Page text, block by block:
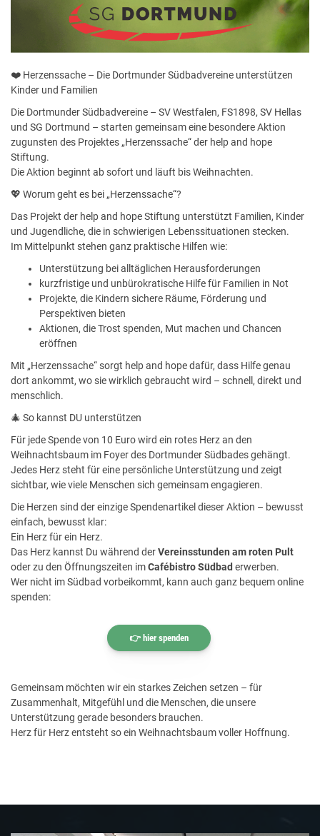
❤️ Herzenssache – Die Dortmunder Südbadvereine unterstützen
Kinder und Familien
Die Dortmunder Südbadvereine – SV Westfalen, FS1898, SV Hellas
und SG Dortmund – starten gemeinsam eine besondere Aktion
zugunsten des Projektes „Herzenssache“ der help and hope
Stiftung.
Die Aktion beginnt ab sofort und läuft bis Weihnachten.
💖 Worum geht es bei „Herzenssache“?
Das Projekt der help and hope Stiftung unterstützt Familien, Kinder
und Jugendliche, die in schwierigen Lebenssituationen stecken.
Im Mittelpunkt stehen ganz praktische Hilfen wie:
Unterstützung bei alltäglichen Herausforderungen
kurzfristige und unbürokratische Hilfe für Familien in Not
Projekte, die Kindern sichere Räume, Förderung und
Perspektiven bieten
Aktionen, die Trost spenden, Mut machen und Chancen
eröffnen
Mit „Herzenssache“ sorgt help and hope dafür, dass Hilfe genau
dort ankommt, wo sie wirklich gebraucht wird – schnell, direkt und
menschlich.
🎄 So kannst DU unterstützen
Für jede Spende von 10 Euro wird ein rotes Herz an den
Weihnachtsbaum im Foyer des Dortmunder Südbades gehängt.
Jedes Herz steht für eine persönliche Unterstützung und zeigt
sichtbar, wie viele Menschen sich gemeinsam engagieren.
Die Herzen sind der einzige Spendenartikel dieser Aktion – bewusst
einfach, bewusst klar:
Ein Herz für ein Herz.
Das Herz kannst Du während derVereinsstunden am roten Pult
oder zu den Öffnungszeiten imCafébistro Südbad erwerben.
Wer nicht im Südbad vorbeikommt, kann auch ganz bequem online
spenden:
👉 hier spenden
Gemeinsam möchten wir ein starkes Zeichen setzen – für
Zusammenhalt, Mitgefühl und die Menschen, die unsere
Unterstützung gerade besonders brauchen.
Herz für Herz entsteht so ein Weihnachtsbaum voller Hoffnung.